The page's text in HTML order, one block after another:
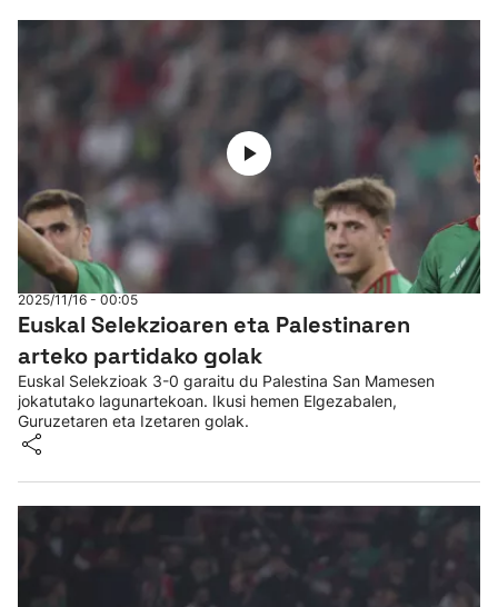
2025/11/16 - 00:05
Euskal Selekzioaren eta Palestinaren
arteko partidako golak
Euskal Selekzioak 3-0 garaitu du Palestina San Mamesen
jokatutako lagunartekoan. Ikusi hemen Elgezabalen,
Guruzetaren eta Izetaren golak.